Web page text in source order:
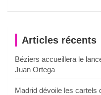
Articles récents
Béziers accueillera le
Juan Ortega
Madrid dévoile les cartels